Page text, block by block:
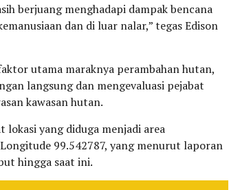
berjuang menghadapi dampak bencana
dan di luar nalar,” tegas Edison
utama maraknya perambahan hutan,
langsung dan mengevaluasi pejabat
kawasan hutan.
yang diduga menjadi area
99.542787, yang menurut laporan
hingga saat ini.